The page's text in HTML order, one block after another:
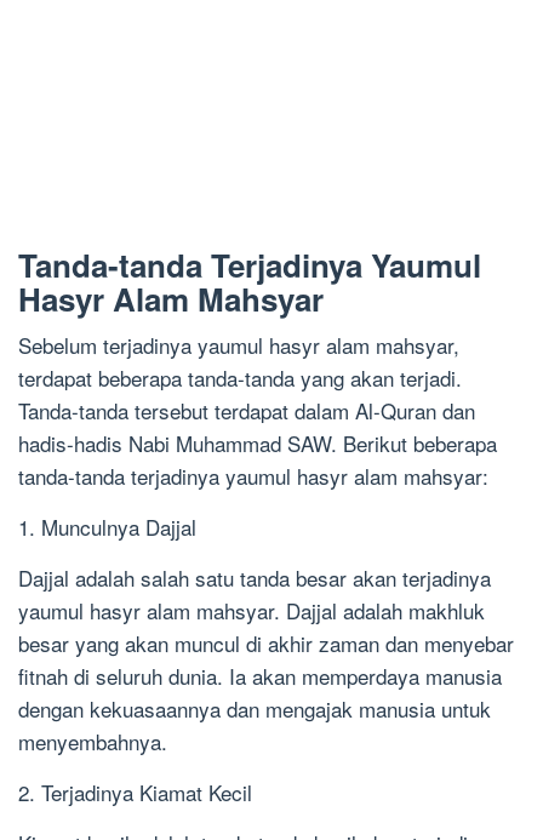
Tanda-tanda Terjadinya Yaumul
Hasyr Alam Mahsyar
Sebelum terjadinya yaumul hasyr alam mahsyar,
terdapat beberapa tanda-tanda yang akan terjadi.
Tanda-tanda tersebut terdapat dalam Al-Quran dan
hadis-hadis Nabi Muhammad SAW. Berikut beberapa
tanda-tanda terjadinya yaumul hasyr alam mahsyar:
1. Munculnya Dajjal
Dajjal adalah salah satu tanda besar akan terjadinya
yaumul hasyr alam mahsyar. Dajjal adalah makhluk
besar yang akan muncul di akhir zaman dan menyebar
fitnah di seluruh dunia. Ia akan memperdaya manusia
dengan kekuasaannya dan mengajak manusia untuk
menyembahnya.
2. Terjadinya Kiamat Kecil